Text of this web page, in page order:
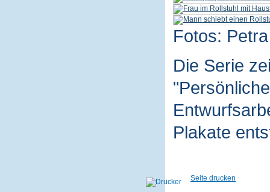
Fotos:
Die Serie
Plakate
Seite drucken